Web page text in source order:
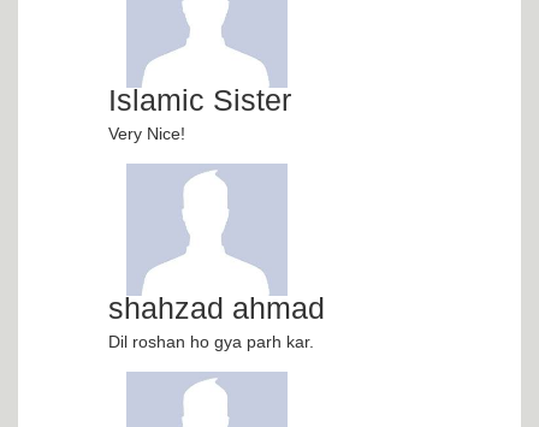
Islamic Sister
Very Nice!
shahzad ahmad
Dil roshan ho gya parh kar.